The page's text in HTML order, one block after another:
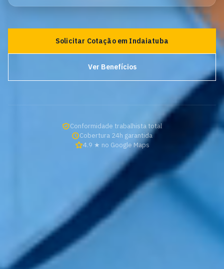
Solicitar Cotação em Indaiatuba
Ver Benefícios
Conformidade trabalhista total
Cobertura 24h garantida
4.9 ★ no Google Maps